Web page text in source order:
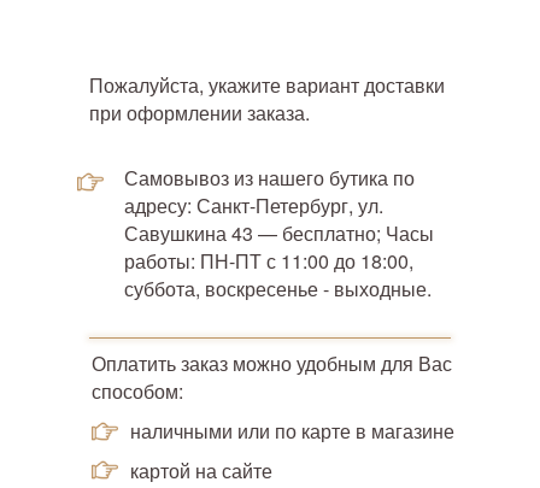
Пожалуйста, укажите вариант доставки
при оформлении заказа.
Оплатить заказ можно удобным для Вас
способом:
наличными или по карте в магазине
Самовывоз из нашего бутика по
адресу: Санкт-Петербург, ул.
Савушкина 43 — бесплатно; Часы
работы: ПН-ПТ с 11:00 до 18:00,
суббота, воскресенье - выходные.
картой на сайте